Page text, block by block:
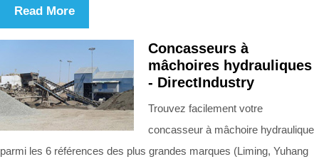
Read More
Concasseurs à
mâchoires hydrauliques
- DirectIndustry
Trouvez facilement votre
concasseur à mâchoire hydraulique
parmi les 6 références des plus grandes marques (Liming, Yuhang